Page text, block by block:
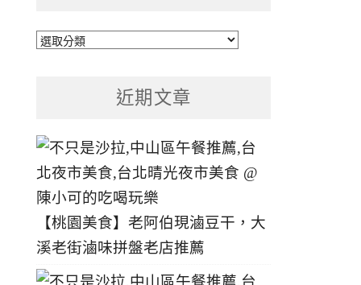
文
近期文章
【桃園美食】老阿伯現滷豆干，大
溪老街滷味拼盤老店推薦